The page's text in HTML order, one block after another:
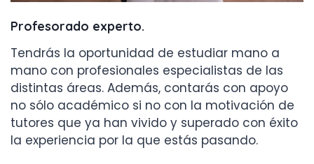
Profesorado experto.
Tendrás la oportunidad de estudiar mano a
mano con profesionales especialistas de las
distintas áreas. Además, contarás con apoyo
no sólo académico si no con la motivación de
tutores que ya han vivido y superado con éxito
la experiencia por la que estás pasando.